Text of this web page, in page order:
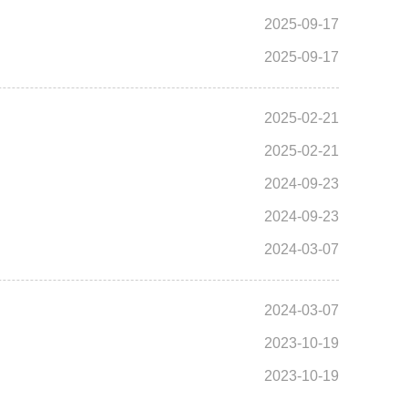
2025-09-17
2025-09-17
2025-02-21
2025-02-21
2024-09-23
2024-09-23
2024-03-07
2024-03-07
2023-10-19
2023-10-19